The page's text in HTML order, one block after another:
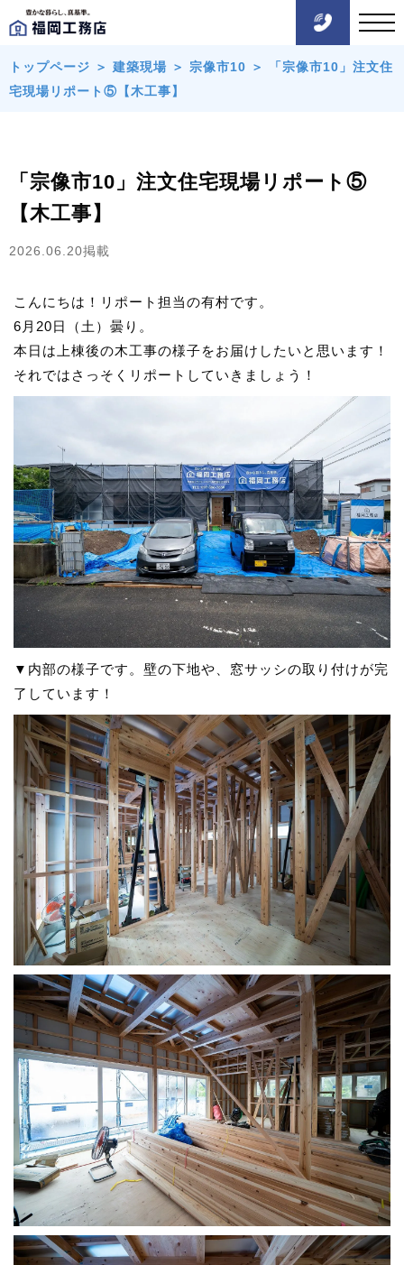
トップページ ＞ 建築現場 ＞ 宗像市10 ＞
「宗像市10」注文住
宅現場リポート⑤【木工事】
「宗像市10」注文住宅現場リポート⑤
【木工事】
2026.06.20掲載
こんにちは！リポート担当の有村です。
6月20日（土）曇り。
本日は上棟後の木工事の様子をお届けしたいと思います！
それではさっそくリポートしていきましょう！
▼内部の様子です。壁の下地や、窓サッシの取り付けが完
了しています！